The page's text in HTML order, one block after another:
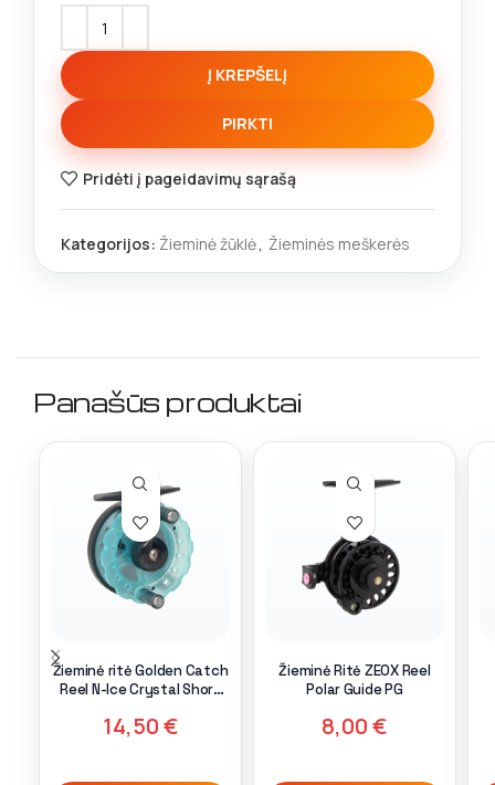
Į KREPŠELĮ
PIRKTI
Pridėti į pageidavimų sąrašą
Kategorijos: Žieminė žūklė, Žieminės meškerės
Panašūs produktai
Žieminė ritė Golden Catch
Reel N-Ice Crystal Short
14,50€
Žieminė Ritė ZEOX Reel
Polar Guide PG
8,00€